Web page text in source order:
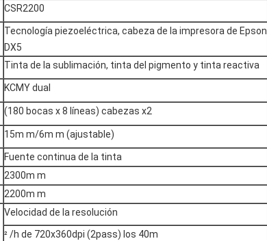
CSR2200
Tecnología piezoeléctrica, cabeza de la impresora de Epson
DX5
Tinta de la sublimación, tinta del pigmento y tinta reactiva
KCMY dual
(180 bocas x 8 líneas) cabezas x2
15m m/6m m (ajustable)
Fuente continua de la tinta
2300m m
2200m m
Velocidad de la resolución
² /h de 720x360dpi (2pass) los 40m